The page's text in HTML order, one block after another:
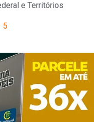
e Territórios
5